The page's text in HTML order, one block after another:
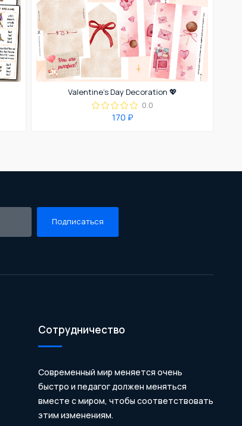
Valentine’s Day Decoration 💖
0.0
170 ₽
Подписаться
Сотрудничество
Современный мир меняется очень
быстро и педагог должен меняться
вместе с миром, чтобы соответствовать
этим изменениям.